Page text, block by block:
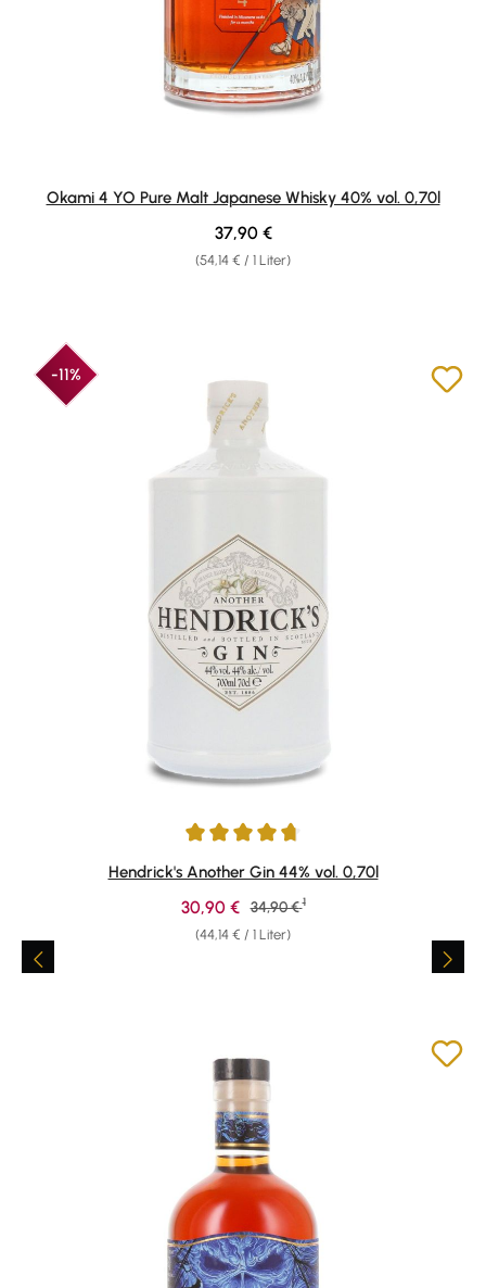
Okami 4 YO Pure Malt Japanese Whisky 40% vol. 0,70l
(54,14 € / 1 Liter)
Regulärer Preis:
37,90 €
-11%
Durchschnittliche Bewertung von 4.83 von 5 Sternen
Hendrick's Another Gin 44% vol. 0,70l
(44,14 € / 1 Liter)
Verkaufspreis:
30,90 € Regulärer Preis:
34,90 € 1